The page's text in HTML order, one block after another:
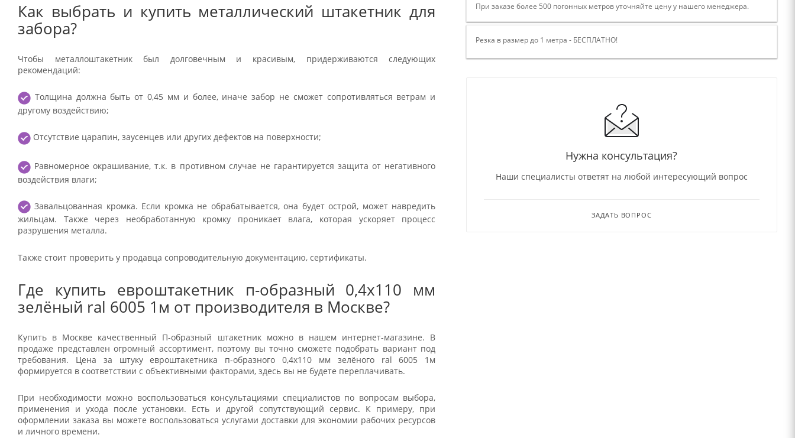
Как выбрать и купить металлический штакетник для
забора?
Чтобы металлоштакетник был долговечным и красивым, придерживаются следующих
рекомендаций:
Толщина должна быть от 0,45 мм и более, иначе забор не сможет сопротивляться ветрам и
другому воздействию;
Отсутствие царапин, заусенцев или других дефектов на поверхности;
Равномерное окрашивание, т.к. в противном случае не гарантируется защита от негативного
воздействия влаги;
Завальцованная кромка. Если кромка не обрабатывается, она будет острой, может навредить
жильцам. Также через необработанную кромку проникает влага, которая ускоряет процесс
разрушения металла.
Также стоит проверить у продавца сопроводительную документацию, сертификаты.
Где купить евроштакетник п-образный 0,4x110 мм
зелёный ral 6005 1м от производителя в Москве?
Купить в Москве качественный П-образный штакетник можно в нашем интернет-магазине. В
продаже представлен огромный ассортимент, поэтому вы точно сможете подобрать вариант под
требования. Цена за штуку евроштакетника п-образного 0,4x110 мм зелёного ral 6005 1м
формируется в соответствии с объективными факторами, здесь вы не будете переплачивать.
При необходимости можно воспользоваться консультациями специалистов по вопросам выбора,
применения и ухода после установки. Есть и другой сопутствующий сервис. К примеру, при
оформлении заказа вы можете воспользоваться услугами доставки для экономии рабочих ресурсов
и личного времени.
При заказе более 500 погонных метров уточняйте цену у нашего менеджера.
Резка в размер до 1 метра - БЕСПЛАТНО!
Нужна консультация?
Наши специалисты ответят на любой интересующий вопрос
ЗАДАТЬ ВОПРОС